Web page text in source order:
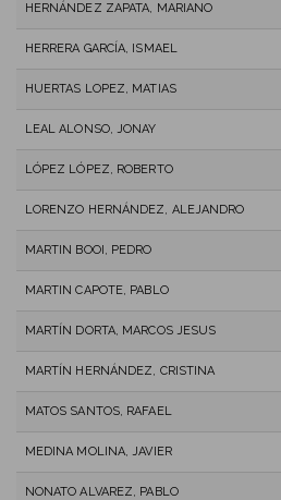
HERNÁNDEZ ZAPATA, MARIANO
HERRERA GARCÍA, ISMAEL
HUERTAS LOPEZ, MATIAS
LEAL ALONSO, JONAY
LÓPEZ LÓPEZ, ROBERTO
LORENZO HERNÁNDEZ, ALEJANDRO
MARTIN BOOI, PEDRO
MARTIN CAPOTE, PABLO
MARTÍN DORTA, MARCOS JESUS
MARTÍN HERNÁNDEZ, CRISTINA
MATOS SANTOS, RAFAEL
MEDINA MOLINA, JAVIER
NONATO ALVAREZ, PABLO